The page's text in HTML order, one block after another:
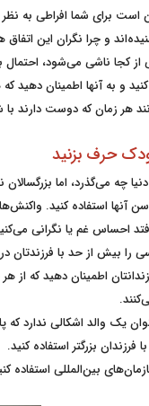
است برای شما افراطی به نظر
و چرا نگران این اتفاق
از کجا ناشی می‌شود،
و به آنها اطمینان
هر زمان که دوست دارند
چه می‌گذرد، اما
سن آنها استفاده کنید.
احساس غم یا نگرانی
را بیش از حد با فرزندتان
اطمینان دهید که
یک والد اشکالی ندارد
بزرگتر استفاده کنید.
بین‌المللی استفاده